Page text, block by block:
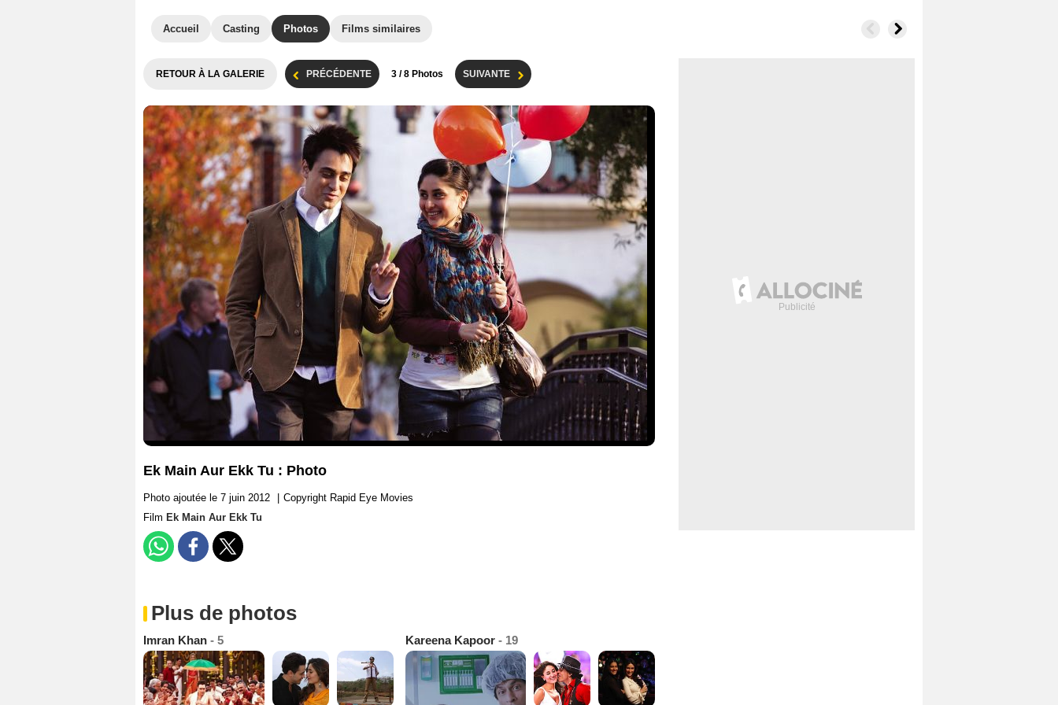
Accueil Casting Photos Films similaires
RETOUR À LA GALERIE PRÉCÉDENTE 3 / 8 Photos SUIVANTE
Ek Main Aur Ekk Tu : Photo
Photo ajoutée le 7 juin 2012
Copyright Rapid Eye Movies
Film Ek Main Aur Ekk Tu
Plus de photos
Imran Khan - 5 Kareena Kapoor - 19